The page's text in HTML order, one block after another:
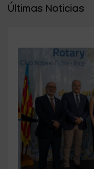
Últimas Noticias